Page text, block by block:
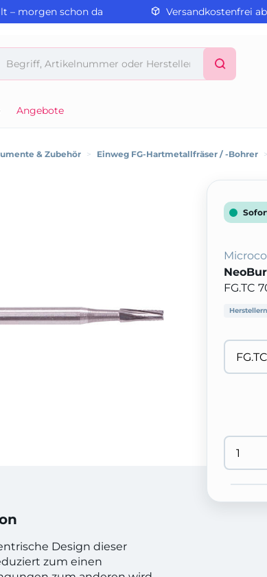
– morgen schon da Versandkostenfrei
Angebote
& Zubehör > Einweg FG-Hartmetallfräser / -Bohrer >
Design dieser
zum einen
FG.TC